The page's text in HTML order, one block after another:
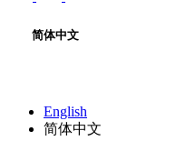
简体中文
English
简体中文